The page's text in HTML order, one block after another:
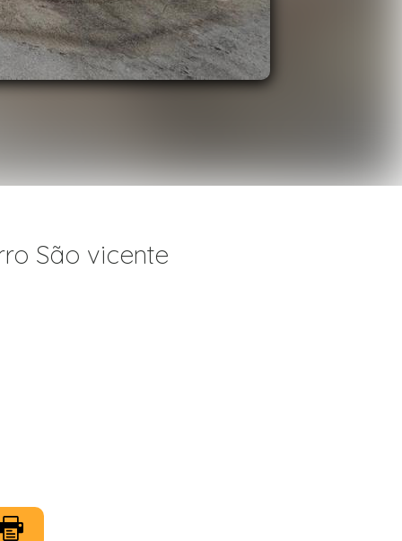
São vicente